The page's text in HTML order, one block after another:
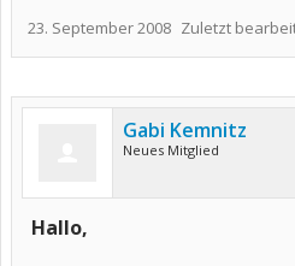
23. September 2008 Zuletzt
Gabi Kemnitz
Neues Mitglied
Hallo,